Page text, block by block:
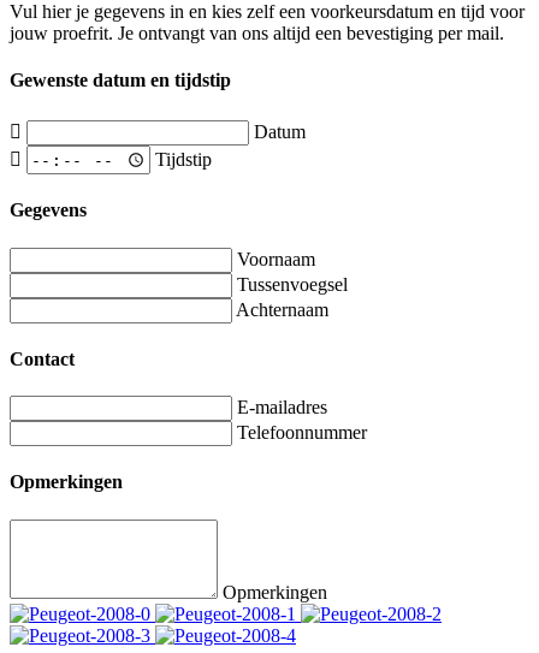
Vul hier je gegevens in en kies zelf een voorkeursdatum en tijd voor
jouw proefrit. Je ontvangt van ons altijd een bevestiging per mail.
Gewenste datum en tijdstip
Datum
Tijdstip
Gegevens
Voornaam
Tussenvoegsel
Achternaam
Contact
E-mailadres
Telefoonnummer
Opmerkingen
Opmerkingen